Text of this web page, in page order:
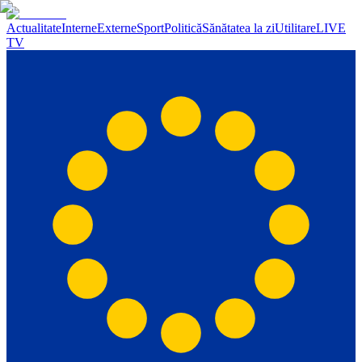
ActualitateInterneExterneSportPoliticăSănătatea la ziUtilitareLIVE
TV